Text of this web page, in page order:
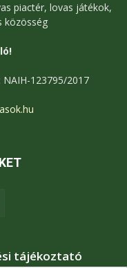
piactér, lovas játékok,
közösség
123795/2017
tájékoztató